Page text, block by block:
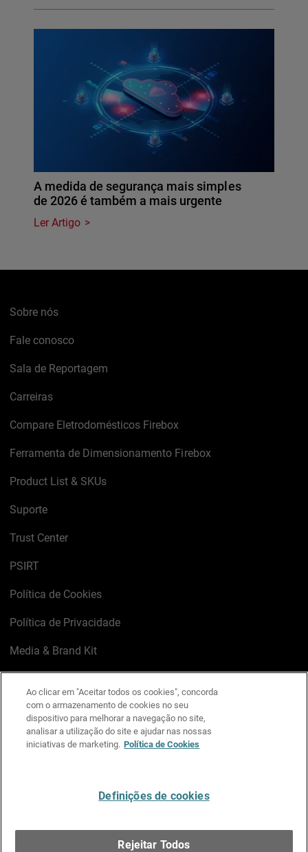
A medida de segurança mais simples
de 2026 é também a mais urgente
Ler Artigo
Sobre nós
Fale conosco
Sala de Reportagem
Carreiras
Compare Eletrodomésticos Firebox
Ferramenta de Dimensionamento Firebox
Product List & SKUs
Suporte
Trust Center
PSIRT
Política de Cookies
Política de Privacidade
Media & Brand Kit
LinkedIn
X FacebookInstagram
YouTube
Ao clicar em "Aceitar todos os cookies", concorda
com o armazenamento de cookies no seu
dispositivo para melhorar a navegação no site,
analisar a utilização do site e ajudar nas nossas
iniciativas de marketing. Política de Cookies
Definições de cookies
Rejeitar Todos